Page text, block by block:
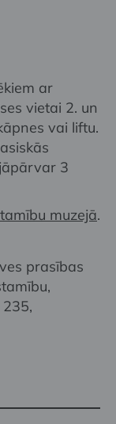
ar
vietai 2. un
vai liftu.
3
muzejā.
prasības